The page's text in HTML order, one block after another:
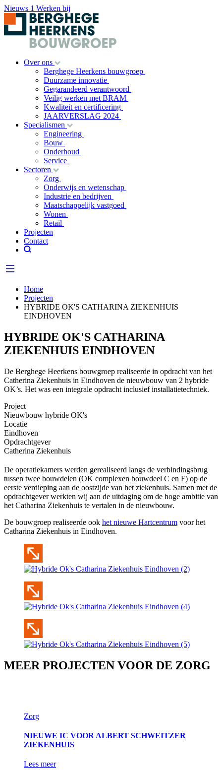
Nieuws 1 Werken bij
Over ons
Berghege Heerkens bouwgroep
Duurzame innovatie
Gegarandeerd verantwoord
Veilig werken met BRAM
Kwaliteit en certificering
JAARVERSLAG 2024
Specialismen
Engineering
Bouw
Onderhoud
Service
Sectoren
Zorg
Onderwijs en wetenschap
Industrie en bedrijven
Maatschappelijk vastgoed
Wonen
Retail
Projecten
Contact
Home
Projecten
HYBRIDE OK'S CATHARINA ZIEKENHUIS
EINDHOVEN
HYBRIDE OK'S CATHARINA
ZIEKENHUIS EINDHOVEN
De Berghege Heerkens bouwgroep realiseerde in opdracht van het
Catherina Ziekenhuis in Eindhoven de nieuwbouw van 2 hybride
OK’s. Het was een integrale opdracht inclusief installatietechniek.
Project
Nieuwbouw hybride OK's
Locatie
Eindhoven
Opdrachtgever
Catherina Ziekenhuis
De operatiekamers werden gerealiseerd langs de verbindingsbrug
tussen twee bouwdelen (OK complexen bouwdeel C en F) op de
eerste verdieping aan de oostzijde van het ziekenhuis. Samen met de
opdrachtgever werkten wij aan de uitdaging om de hoge ambitie van
het Catharina Ziekenhuis te vertalen in de nieuwbouw.
De bouwgroep realiseerde ook het nieuwe Hartcentrum voor het
Catharina Ziekenhuis in Eindhoven.
MEER PROJECTEN VOOR DE ZORG
Zorg
NIEUWE IC VOOR ALBERT SCHWEITZER
ZIEKENHUIS
Lees meer